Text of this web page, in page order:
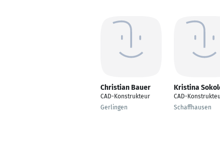
Christian Bauer
CAD-Konstrukteur
Gerlingen
Kristina
CAD-
Schaffhausen